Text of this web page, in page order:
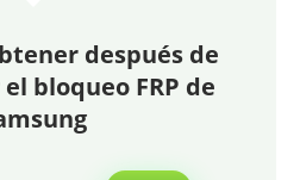
después de
bloqueo FRP de